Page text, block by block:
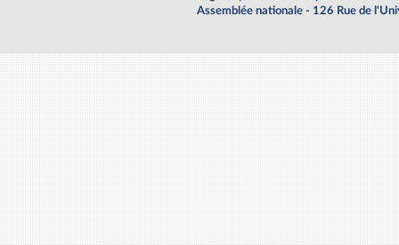
Assemblée nationale - 126 Rue de